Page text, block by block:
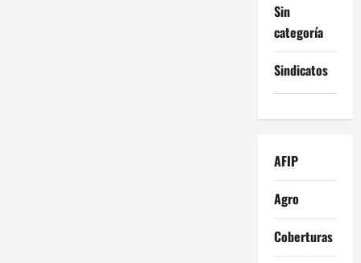
Sin
categoría
Sindicatos
AFIP
Agro
Coberturas